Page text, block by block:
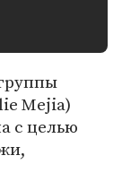
Mejia)
с целью